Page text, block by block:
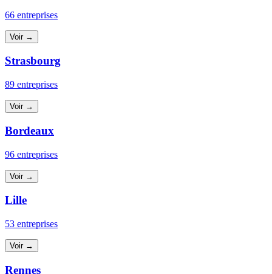
66 entreprises
Voir →
Strasbourg
89 entreprises
Voir →
Bordeaux
96 entreprises
Voir →
Lille
53 entreprises
Voir →
Rennes